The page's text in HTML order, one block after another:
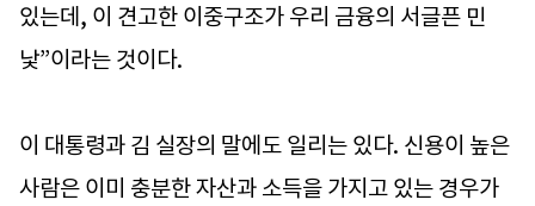
있는데, 이 견고한 이중구조가 우리 금융의 서글픈 민
낯”이라는 것이다.
이 대통령과 김 실장의 말에도 일리는 있다. 신용이 높은
사람은 이미 충분한 자산과 소득을 가지고 있는 경우가